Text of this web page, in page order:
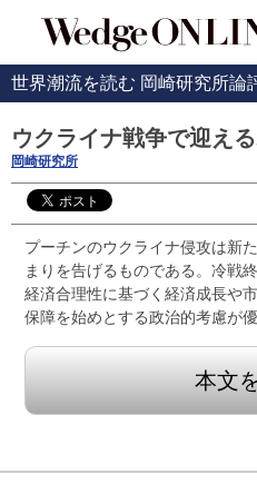
世界潮流を読む 岡崎研究所論
ウクライナ戦争で迎え
岡崎研究所
プーチンのウクライナ侵攻は新
まりを告げるものである。冷戦
経済合理性に基づく経済成長や
保障を始めとする政治的考慮が
本文